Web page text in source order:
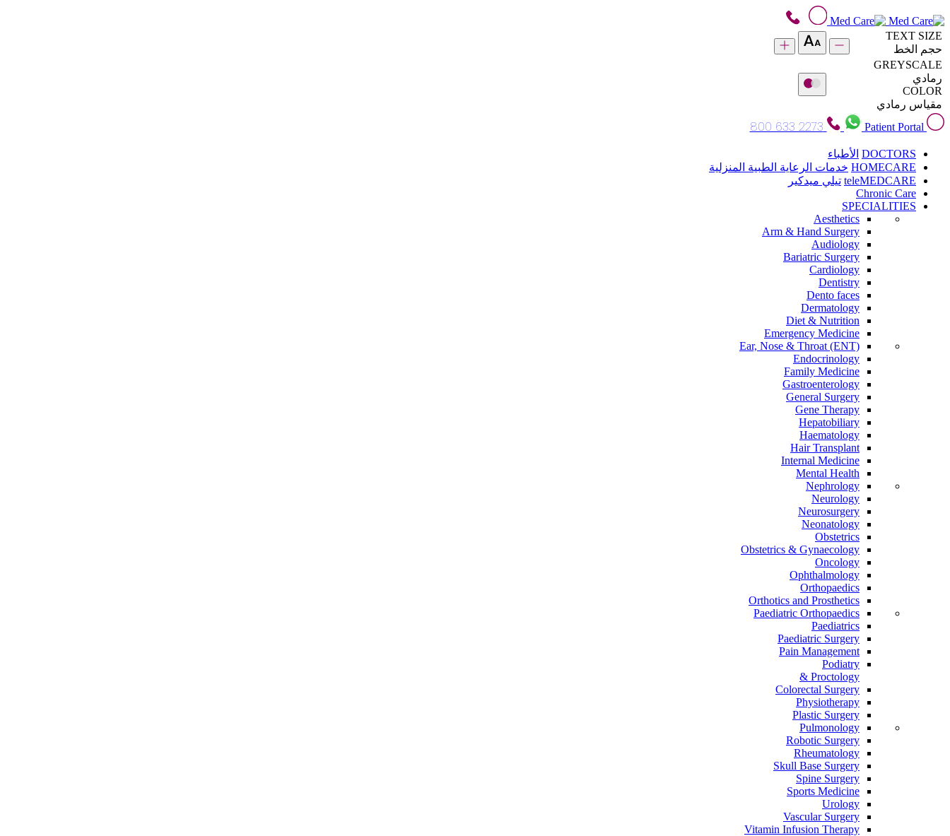
TEXT SIZE
حجم الخط
GREYSCALE
رمادي
COLOR
مقياس رمادي
Patient Portal
800 633 2273
DOCTORS الأطباء
HOMECARE خدمات الرعاية الطبية المنزلية
teleMEDCARE تيلي ميدكير
Chronic Care
SPECIALITIES
Aesthetics
Arm & Hand Surgery
Audiology
Bariatric Surgery
Cardiology
Dentistry
Dento faces
Dermatology
Diet & Nutrition
Emergency Medicine
Ear, Nose & Throat (ENT)
Endocrinology
Family Medicine
Gastroenterology
General Surgery
Gene Therapy
Hepatobiliary
Haematology
Hair Transplant
Internal Medicine
Mental Health
Nephrology
Neurology
Neurosurgery
Neonatology
Obstetrics
Obstetrics & Gynaecology
Oncology
Ophthalmology
Orthopaedics
Orthotics and Prosthetics
Paediatric Orthopaedics
Paediatrics
Paediatric Surgery
Pain Management
Podiatry
Proctology &
Colorectal Surgery
Physiotherapy
Plastic Surgery
Pulmonology
Robotic Surgery
Rheumatology
Skull Base Surgery
Spine Surgery
Sports Medicine
Urology
Vascular Surgery
Vitamin Infusion Therapy